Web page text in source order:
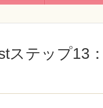
ステップ13